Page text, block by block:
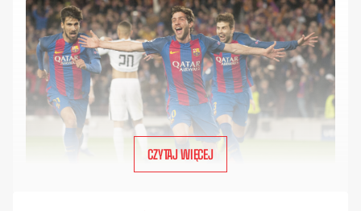
CZYTAJ WIĘCEJ